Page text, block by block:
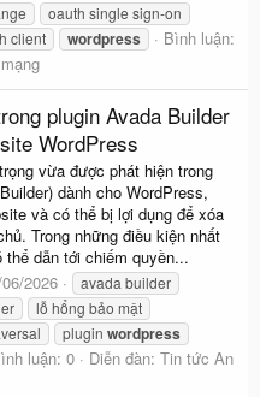
oauth single sign-on
client wordpress
Bình luận:
plugin Avada Builder
WordPress
vừa được phát hiện trong
dành cho WordPress,
và có thể bị lợi dụng để xóa
Trong những điều kiện nhất
dẫn tới chiếm quyền...
2026
avada builder
lỗ hổng bảo mật
plugin wordpress
luận: 0 Diễn đàn: Tin tức An